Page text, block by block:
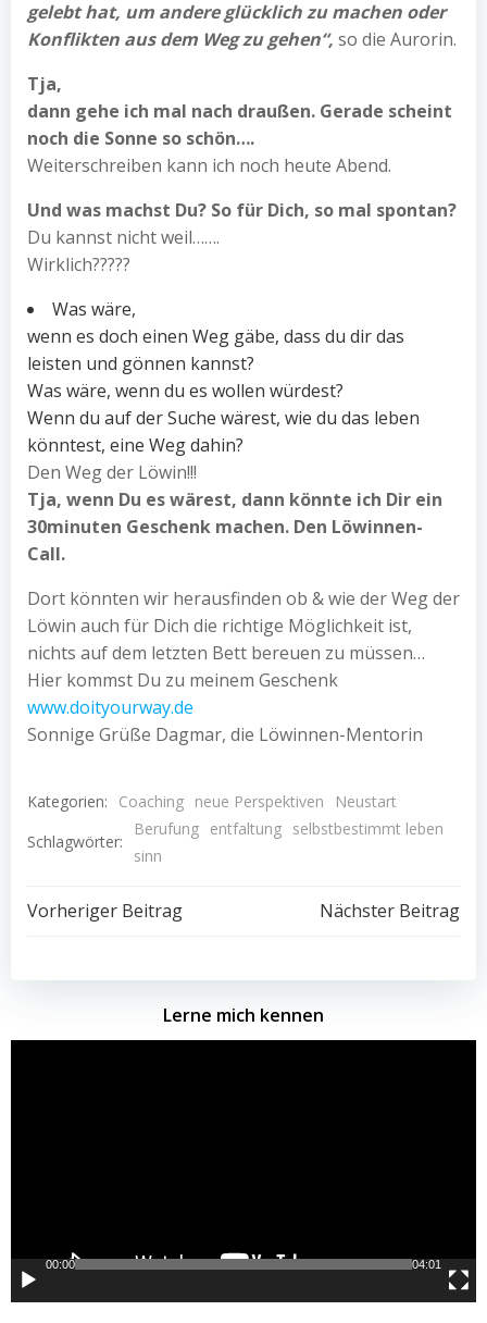
gelebt hat, um andere glücklich zu machen oder
Konflikten aus dem Weg zu gehen“, so die Aurorin.
Tja,
dann gehe ich mal nach draußen. Gerade scheint
noch die Sonne so schön….
Weiterschreiben kann ich noch heute Abend.
Und was machst Du? So für Dich, so mal spontan?
Du kannst nicht weil…….
Wirklich?????
Was wäre,
wenn es doch einen Weg gäbe, dass du dir das
leisten und gönnen kannst?
Was wäre, wenn du es wollen würdest?
Wenn du auf der Suche wärest, wie du das leben
könntest, eine Weg dahin?
Den Weg der Löwin!!!
Tja, wenn Du es wärest, dann könnte ich Dir ein
30minuten Geschenk machen. Den Löwinnen-
Call.
Dort könnten wir herausfinden ob & wie der Weg der
Löwin auch für Dich die richtige Möglichkeit ist,
nichts auf dem letzten Bett bereuen zu müssen…
Hier kommst Du zu meinem Geschenk
www.doityourway.de
Sonnige Grüße Dagmar, die Löwinnen-Mentorin
Kategorien: Coaching neue Perspektiven
Neustart
Schlagwörter:
Berufung entfaltung selbstbestimmt leben
sinn
Beitragsnavigation
Vorheriger Beitrag Nächster Beitrag
Lerne mich kennen
00:00 04:01